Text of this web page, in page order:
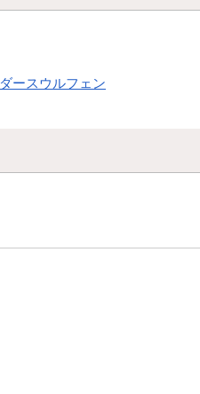
ダースウルフェン